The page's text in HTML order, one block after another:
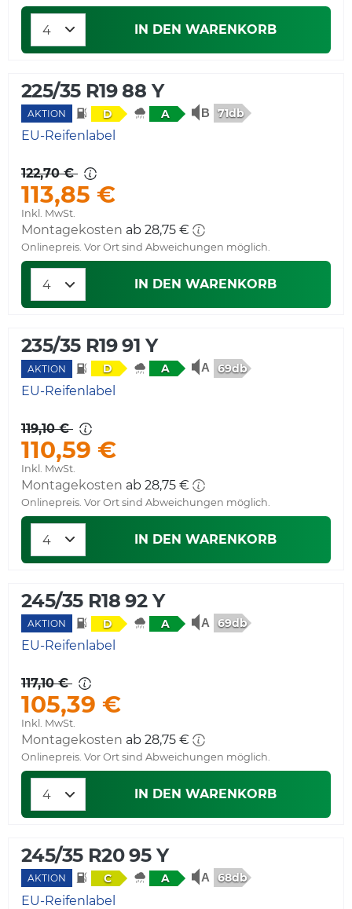
IN DEN WARENKORB
225/35 R19 88 Y
AKTION D A 71db
EU-Reifenlabel
122,70 €
113,85 €
Inkl. MwSt.
Montagekosten ab 28,75 €
Onlinepreis. Vor Ort sind Abweichungen möglich.
IN DEN WARENKORB
235/35 R19 91 Y
AKTION D A 69db
EU-Reifenlabel
119,10 €
110,59 €
Inkl. MwSt.
Montagekosten ab 28,75 €
Onlinepreis. Vor Ort sind Abweichungen möglich.
IN DEN WARENKORB
245/35 R18 92 Y
AKTION D A 69db
EU-Reifenlabel
117,10 €
105,39 €
Inkl. MwSt.
Montagekosten ab 28,75 €
Onlinepreis. Vor Ort sind Abweichungen möglich.
IN DEN WARENKORB
245/35 R20 95 Y
AKTION C A 68db
EU-Reifenlabel